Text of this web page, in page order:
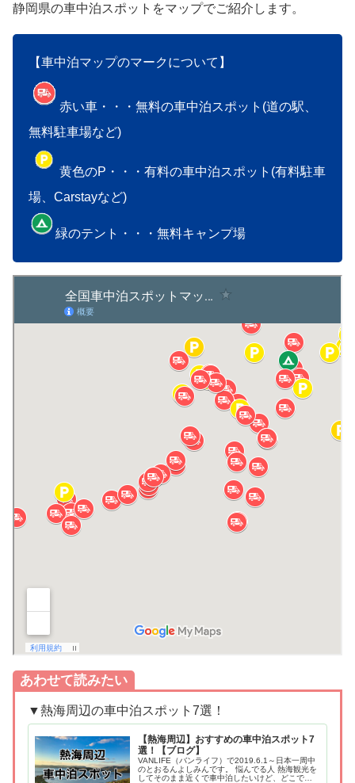
静岡県の車中泊スポットをマップでご紹介します。
【車中泊マップのマークについて】
赤い車・・・無料の車中泊スポット(道の駅、
無料駐車場など)
黄色のP・・・有料の車中泊スポット(有料駐車
場、Carstayなど)
緑のテント・・・無料キャンプ場
あわせて読みたい
▼熱海周辺の車中泊スポット7選！
【熱海周辺】おすすめの車中泊スポット7
選！【ブログ】
VANLIFE（バンライフ）で2019.6.1～日本一周中
のとおるんよしみんです。 悩んでる人 熱海観光を
してそのまま近くで車中泊したいけど、どこでし